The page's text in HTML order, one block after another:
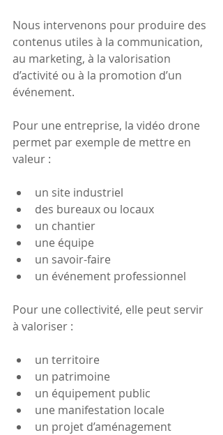
Nous intervenons pour produire des
contenus utiles à la communication,
au marketing, à la valorisation
d’activité ou à la promotion d’un
événement.
Pour une entreprise, la vidéo drone
permet par exemple de mettre en
valeur :
un site industriel
des bureaux ou locaux
un chantier
une équipe
un savoir-faire
un événement professionnel
Pour une collectivité, elle peut servir
à valoriser :
un territoire
un patrimoine
un équipement public
une manifestation locale
un projet d’aménagement